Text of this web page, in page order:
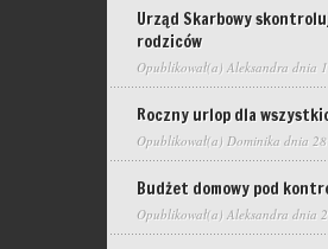
Urząd Skarbowy
rodziców
Opublikował(a) Aleksandra dnia
Roczny urlop dla
Opublikował(a) Dominika dnia
Budżet domowy pod
Opublikował(a) Aleksandra dnia